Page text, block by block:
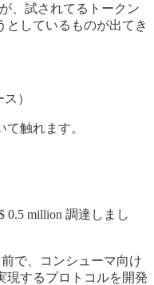
、試されてるトークン
としているものが出てき
）
触れます。
0.5 million 調達しまし
で、コンシューマ向け
現するプロトコルを開発